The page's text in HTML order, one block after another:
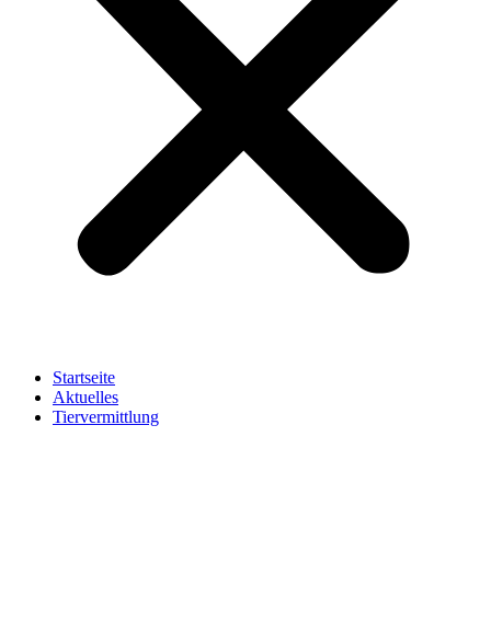
Startseite
Aktuelles
Tiervermittlung